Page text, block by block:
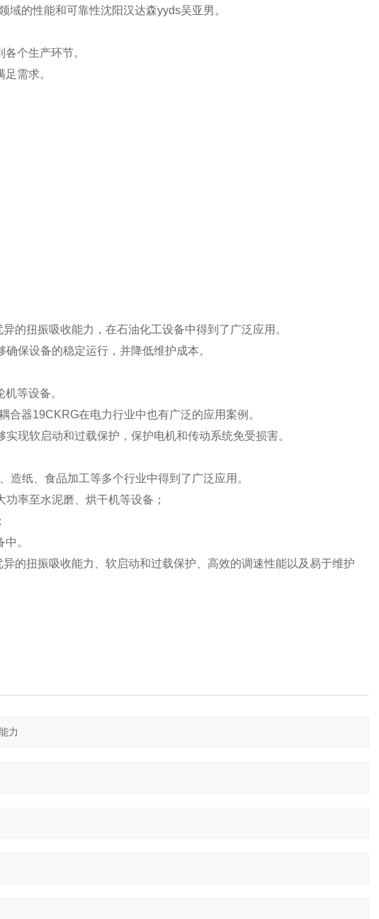
的性能和可靠性沈阳汉达森yyds吴亚男。
个生产环节。
需求。
的扭振吸收能力，在石油化工设备中得到了广泛应用。
保设备的稳定运行，并降低维护成本。
等设备。
器19CKRG在电力行业中也有广泛的应用案例。
现软启动和过载保护，保护电机和传动系统免受损害。
造纸、食品加工等多个行业中得到了广泛应用。
率至水泥磨、烘干机等设备；
。
的扭振吸收能力、软启动和过载保护、高效的调速性能以及易于维护